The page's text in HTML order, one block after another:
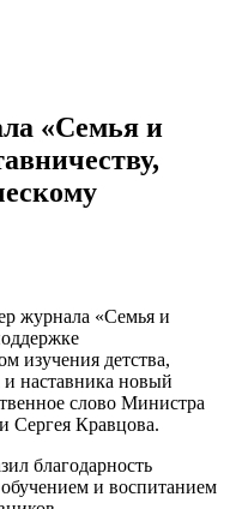
«Семья и
журнала «Семья и
изучения детства,
и наставника новый
слово Министра
Сергея Кравцова.
благодарность
и воспитанием